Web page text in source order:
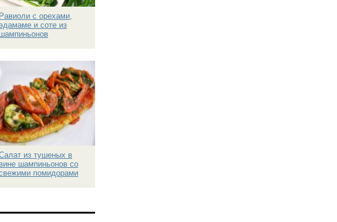
Равиоли с орехами,
и соте из
шампиньонов
из тушеных в
вине шампиньонов со
помидорами